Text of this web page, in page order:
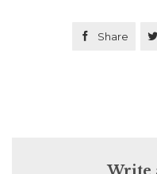
 Share 